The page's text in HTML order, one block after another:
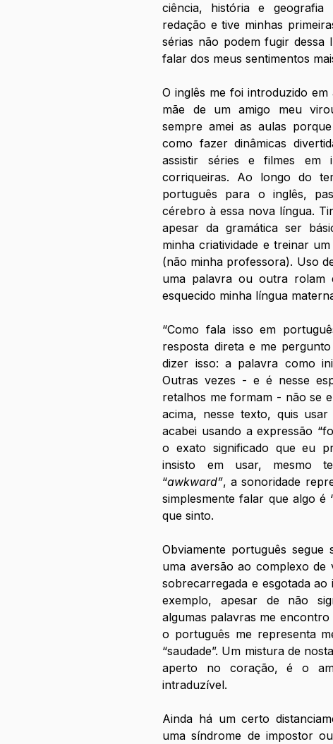
ciência, história e
redação e tive minhas
sérias não podem fugir
falar dos meus sentimentos
O inglês me foi introduzido
mãe de um amigo meu
sempre amei as aulas
como fazer dinâmicas
assistir séries e filmes em
corriqueiras. Ao longo do
português para o inglês,
cérebro à essa nova língua.
apesar da gramática ser
minha criatividade e treinar
(não minha professora). Uso
uma palavra ou outra rolam
esquecido minha língua
“Como fala isso em
resposta direta e me
dizer isso: a palavra como
Outras vezes - e é nesse
retalhos me formam - não se
acima, nesse texto, quis
acabei usando a expressão
o exato significado que eu
insisto em usar, mesmo
“awkward”, a sonoridade
simplesmente falar que algo é
que sinto.
Obviamente português
uma aversão ao complexo
sobrecarregada e esgotada
exemplo, apesar de não
algumas palavras me
o português me representa
“saudade”. Um mistura de
aperto no coração, é o
intraduzível.
Ainda há um certo
uma síndrome de impostor